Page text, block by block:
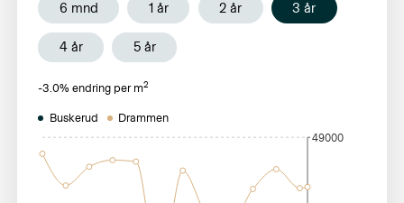
6 mnd 1 år 2 år 3 år
4 år 5 år
-3.0% endring per m2
Buskerud Drammen
49000